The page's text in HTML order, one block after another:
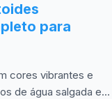
para
cores vibrantes e
de água salgada e